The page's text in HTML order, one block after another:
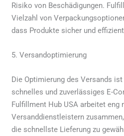
Risiko von Beschädigungen.
Vielzahl von
dass Produkte sicher und
5. Versandoptimierung
Die Optimierung des Versands
schnelles und zuverlässiges E-
Fulfillment Hub USA arbeitet eng
Versanddienstleistern
die schnellste Lieferung zu